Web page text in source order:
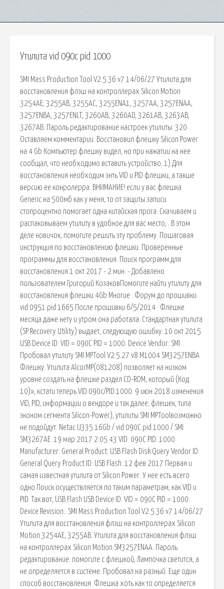
Утилита vid 090c pid 1000
SMI Mass Production Tool V2.5.36 v7 14/06/27 Утилита для
восстановления флэш на контроллерах Silicon Motion
3254AE, 3255AB, 3255AC, 3255ENA1, 3257AA, 3257ENAA,
3257ENBA, 3257ENLT, 3260AB, 3260AD, 3261AB, 3263AB,
3267AB. Пароль редактирование настроек утилиты: 320
Оставляем комментарии. Восстановил флешку Silicon Power
на 4 Gb Компьютер флешку видел, но при нажатии на нее
сообщал, что необходимо вставить устройство. 1) Для
восстановления необходим знть VID и PID флешки, а такше
версию ее конролерра. ВНИМАНИЕ! если у вас флешка
Generic на 500мб как у меня, то от защиты записи
стопроцентно помогает одна китайская прога. Скачиваем и
распаковываем утилиту в удобное для вас место, . В этом
деле новичок, помогите решить эту проблему. Пошаговая
инструкция по восстановлению флешки. Проверенные
программы для восстановления. Поиск программ для
восстановления 1 окт 2017 - 2 мин. - Добавлено
пользователем Григорий КозаковПомогите найти утилиту для
восстановления флешки 4Gb Многие . Форум до прошивки
vid 0951 pid 1665 После прошивки 6/5/2014 · Флешке
месяца даже нету и утром она работала. Стандартная утилита
(SP Recovery Utility) выдает, следующую ошибку. 10 окт 2015
USB Device ID: VID = 090C PID = 1000. Device Vendor: SMI
Пробовал утилиту SMI MPTool V2.5.27 v8 M1004 SM3257ENBA
Флешку. Утилита AlcorMP(081208) позволяет на низком
уровне создать на флешке раздел CD-ROM, который (Код
10)», кстати теперь VID:090c/PID:1000. 9 июн 2018 изменения
VID, PID, информации о вендоре и так далее; флешек, типа
эконом сегмента Silicon-Power), утилиты SMI MPToolвозможно
не подойдут. Netac U335 16Gb / vid 090C pid 1000 / SMI
SM3267AE. 19 мар 2017 2.05.43 VID: 090C PID: 1000
Manufacturer: General Product: USB Flash Disk Query Vendor ID:
General Query Product ID: USB Flash. 12 фев 2017 Первая и
самая известная утилита от Silicon Power. У нее есть всего
одно Поиск осуществляется по таким параметрам, как VID и
PID. Так вот, USB Flash USB Device ID: VID = 090C PID = 1000.
Device Revision:. SMI Mass Production Tool V2.5.36 v7 14/06/27
Утилита для восстановления флэш на контроллерах Silicon
Motion 3254AE, 3255AB. Утилита для восстановления флэш
на контроллерах Silicon Motion SM3257ENAA. Пароль
редактирование. помогите с флешкой, Лампочка светится, а
не определяется в системе. Пробовал на разный. Еще один
способ восстановления. Флешка хоть как то определяется